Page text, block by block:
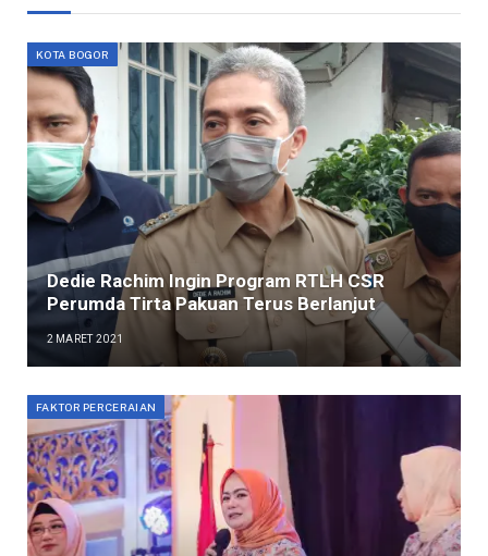
KOTA BOGOR
Dedie Rachim Ingin Program RTLH CSR
Perumda Tirta Pakuan Terus Berlanjut
2 MARET 2021
FAKTOR PERCERAIAN